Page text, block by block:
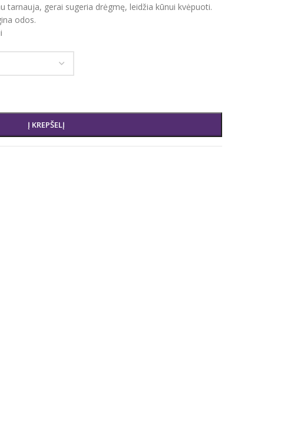
tarnauja, gerai sugeria drėgmę, leidžia kūnui kvėpuoti.
odos.
Į KREPŠELĮ